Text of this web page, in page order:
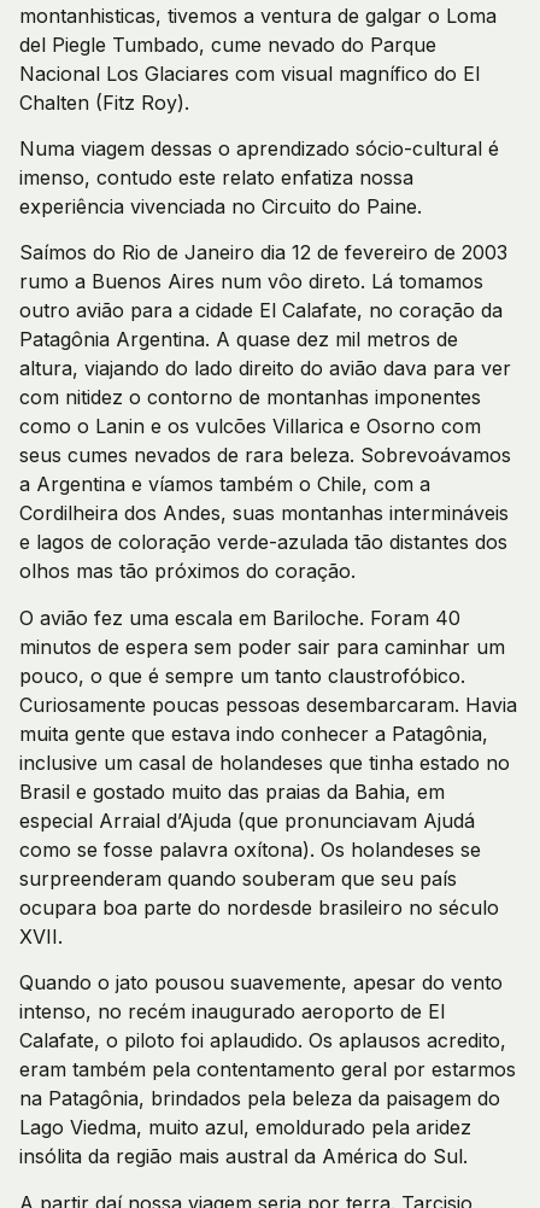
montanhisticas, tivemos a ventura de galgar o Loma
del Piegle Tumbado, cume nevado do Parque
Nacional Los Glaciares com visual magnífico do El
Chalten (Fitz Roy).
Numa viagem dessas o aprendizado sócio-cultural é
imenso, contudo este relato enfatiza nossa
experiência vivenciada no Circuito do Paine.
Saímos do Rio de Janeiro dia 12 de fevereiro de 2003
rumo a Buenos Aires num vôo direto. Lá tomamos
outro avião para a cidade El Calafate, no coração da
Patagônia Argentina. A quase dez mil metros de
altura, viajando do lado direito do avião dava para ver
com nitidez o contorno de montanhas imponentes
como o Lanin e os vulcões Villarica e Osorno com
seus cumes nevados de rara beleza. Sobrevoávamos
a Argentina e víamos também o Chile, com a
Cordilheira dos Andes, suas montanhas intermináveis
e lagos de coloração verde-azulada tão distantes dos
olhos mas tão próximos do coração.
O avião fez uma escala em Bariloche. Foram 40
minutos de espera sem poder sair para caminhar um
pouco, o que é sempre um tanto claustrofóbico.
Curiosamente poucas pessoas desembarcaram. Havia
muita gente que estava indo conhecer a Patagônia,
inclusive um casal de holandeses que tinha estado no
Brasil e gostado muito das praias da Bahia, em
especial Arraial d’Ajuda (que pronunciavam Ajudá
como se fosse palavra oxítona). Os holandeses se
surpreenderam quando souberam que seu país
ocupara boa parte do nordesde brasileiro no século
XVII.
Quando o jato pousou suavemente, apesar do vento
intenso, no recém inaugurado aeroporto de El
Calafate, o piloto foi aplaudido. Os aplausos acredito,
eram também pela contentamento geral por estarmos
na Patagônia, brindados pela beleza da paisagem do
Lago Viedma, muito azul, emoldurado pela aridez
insólita da região mais austral da América do Sul.
A partir daí nossa viagem seria por terra. Tarcisio